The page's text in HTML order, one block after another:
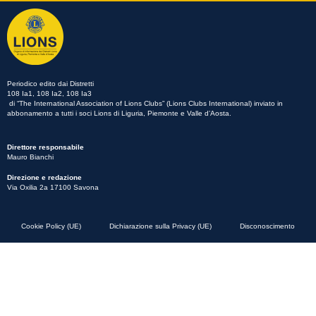
Periodico edito dai Distretti
108 Ia1, 108 Ia2, 108 Ia3
di “The International Association of Lions Clubs” (Lions Clubs International) inviato in
abbonamento a tutti i soci Lions di Liguria, Piemonte e Valle d’Aosta.
Direttore responsabile
Mauro Bianchi
Direzione e redazione
Via Oxilia 2a 17100 Savona
Cookie Policy (UE) Dichiarazione sulla Privacy (UE) Disconoscimento